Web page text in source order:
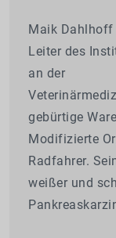
Maik Dahlhoff
Leiter des
an der
gebürtige
Modifizierte
Radfahrer.
weißer und